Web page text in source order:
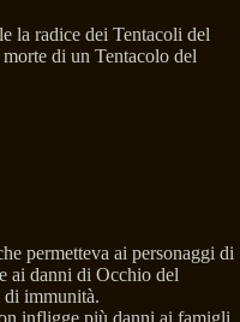
la radice dei Tentacoli del
di un Tentacolo del
permetteva ai personaggi di
ai danni di Occhio del
immunità.
infligge più danni ai famigli